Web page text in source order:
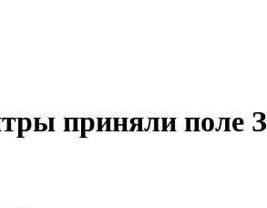
приняли поле